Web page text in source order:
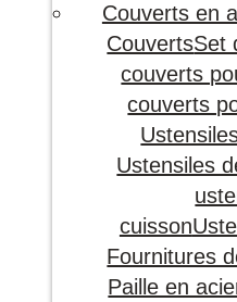
Couverts en
CouvertsSet
couverts
couverts
Ustensiles
cuisson
Fournitures
Paille en